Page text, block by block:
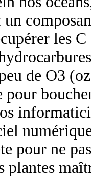
les
de O3
pour
pour ne
plantes